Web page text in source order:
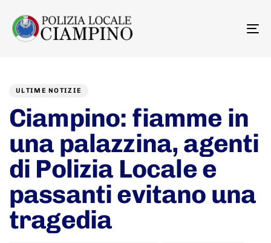
ULTIME NOTIZIE
Ciampino: fiamme in
una palazzina, agenti
di Polizia Locale e
passanti evitano una
tragedia